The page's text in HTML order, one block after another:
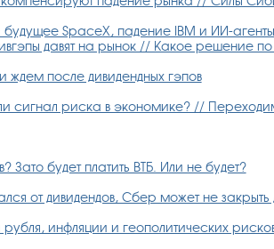
SpaceX, падение IBM и ИИ-
давят на рынок // Какое решение
после дивидендных гэпов
сигнал риска в экономике? //
Зато будет платить ВТБ. Или не будет?
от дивидендов, Сбер может не закрыть
рубля, инфляции и геополитических